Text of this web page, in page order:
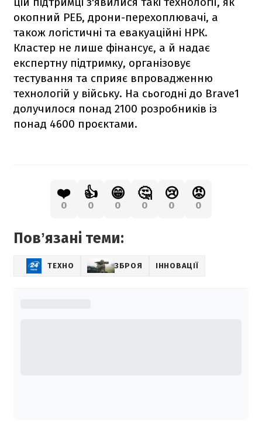
окопний РЕБ, дрони-перехоплювачі, а
також логістичні та евакуаційні НРК.
Кластер не лише фінансує, а й надає
експертну підтримку, організовує
тестування та сприяє впровадженню
технологій у війську. На сьогодні до Brave1
долучилося понад 2100 розробників із
понад 4600 проєктами.
❤️
0
👍
0
😁
0
🤔
0
😢
0
😡
0
Повʼязані теми:
ТЕХНО ЗБРОЯ ІННОВАЦІЇ